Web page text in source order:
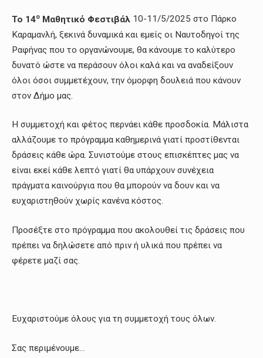
Το 14ο Μαθητικό Φεστιβάλ 10-11/5/2025 στο Πάρκο
Καραμανλή, ξεκινά δυναμικά και εμείς οι Ναυτοδηγοί της
Ραφήνας που το οργανώνουμε, θα κάνουμε το καλύτερο
δυνατό ώστε να περάσουν όλοι καλά και να αναδείξουν
όλοι όσοι συμμετέχουν, την όμορφη δουλειά που κάνουν
στον Δήμο μας.
Η συμμετοχή και φέτος περνάει κάθε προσδοκία. Μάλιστα
αλλάζουμε το πρόγραμμα καθημερινά γιατί προστίθενται
δράσεις κάθε ώρα. Συνιστούμε στους επισκέπτες μας να
είναι εκεί κάθε λεπτό γιατί θα υπάρχουν συνέχεια
πράγματα καινούργια που θα μπορούν να δουν και να
ευχαριστηθούν χωρίς κανένα κόστος.
Προσέξτε στο πρόγραμμα που ακολουθεί τις δράσεις που
πρέπει να δηλώσετε από πριν ή υλικά που πρέπει να
φέρετε μαζί σας.
Ευχαριστούμε όλους για τη συμμετοχή τους όλων.
Σας περιμένουμε…